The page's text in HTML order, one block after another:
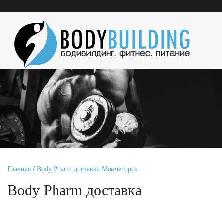
Главная / Body Pharm доставка Мончегорск
Body Pharm доставка